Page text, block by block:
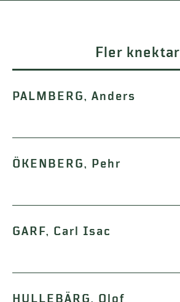
Fler knektar
PALMBERG, Anders
ÖKENBERG, Pehr
GARF, Carl Isac
HULLEBÄRG, Olof